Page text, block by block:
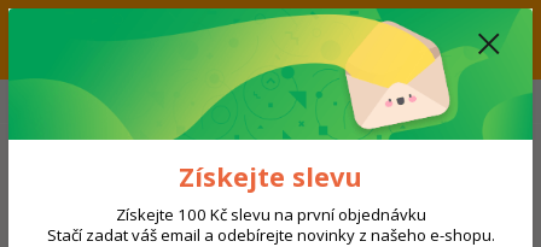
Vážení zákazníci, aktuálně nabízíme slevu až 33% na produkty
umístěné v kategorii VÝPRODEJ. Přejeme příjemný nákup! Váš tým E-
SHOPSPORT.CZ
Menu
+420 728 118 114 (Po-Ne, 9-20 hod.)
Získejte slevu
Získejte 100 Kč slevu na první objednávku
Stačí zadat váš email a odebírejte novinky z našeho e-shopu.